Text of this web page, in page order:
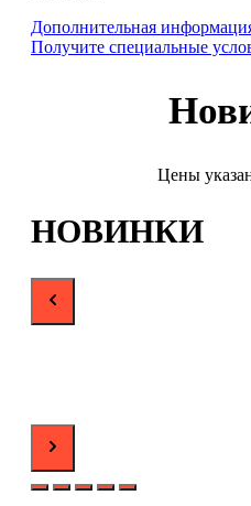
Дополнительная
Получите специальные
Цены
НОВИНКИ